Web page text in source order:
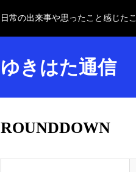
日常の出来事や思ったこと感じた
ゆきはた通信
ROUNDDOWN